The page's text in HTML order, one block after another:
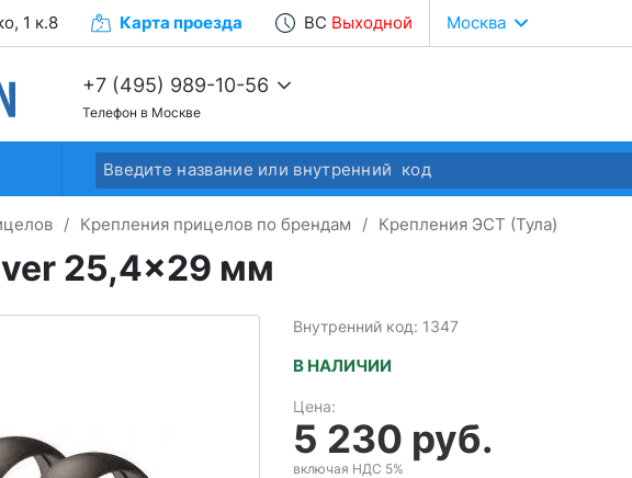
1 к.8 Карта проезда ВС Выходной Москва
+7 (495) 989-10-56
+7 (499) 268-22-37
+7 (499) 268-04-14
Телефон в Москве
/ Крепления прицелов по брендам / Крепления ЭСТ (Тула)
25,4x29 мм
Внутренний код: 1347
В НАЛИЧИИ
Цена:
5 230 руб.
включая НДС 5%